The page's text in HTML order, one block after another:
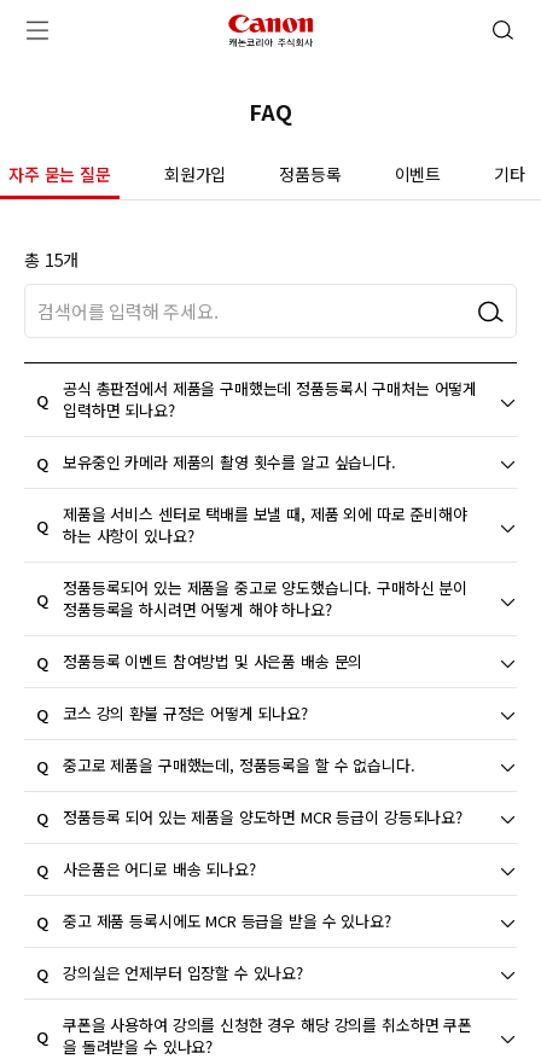
메뉴 열기 캐논코리아 주식회사 로고 검색 열기
FAQ
자주 묻는 질문 회원가입 정품등록 이벤트 기타
총 15개
검색
공식 총판점에서 제품을 구매했는데 정품등록시 구매처는 어떻게
입력하면 되나요?
[1차분류]에는 총판, [2차분류]에는 총판점 이름 또는 기타 선택
후 직접 입력하시면 됩니다.
보유중인 카메라 제품의 촬영 횟수를 알고 싶습니다.
서비스 센터에서 정확한 촬영 횟수 확인은 안내하고 있지 않습니
다. 다만 일부 DSLR 기종의 경우 셔터 부품의 내구성에서 사용된
비율을(%) 기준으로 안내해드리고 있습니다.
제품을 서비스 센터로 택배를 보낼 때, 제품 외에 따로 준비해야
하는 사항이 있나요?
[고객지원] - [택배 수리 접수]에서 접수 신청 후 신청 완료 화면에
서 수리신청내역서를 출력하여 포장 시 제품과 함께 동봉해 주시
기 바랍니다.
자세한 사항은 신청 시 안내되는 주의사항을 꼭 확인해 주시길 바
랍니다.
특히 운송 중 파손 발생 시, 각 택배사 별 배상 가능 금액이 상이하
므로 고가 제품을 보내시는 경우에는 이용하시려는 택배사에 먼저
문의해 주시기 바랍니다.
정품등록되어 있는 제품을 중고로 양도했습니다. 구매하신 분이
정품등록을 하시려면 어떻게 해야 하나요?
[마이캐논] - [마이정품등록]에서 기존 정품등록 내역을 해지하시
면 구매하신 분이 정품등록을 하실 수 있습니다. 단, 제공된 추가
무상 서비스 혜택은 정품 등록 해지 시 자동 소멸 됩니다.
정품등록 이벤트 참여방법 및 사은품 배송 문의
정품등록 이벤트의 경우 정품등록을 하더라도 자동으로 이벤트 참
여가 되지 않습니다.
따라서 [라운지] → [이벤트] 항목에 참여가능한 이벤트에 이벤트
응모하기를 추가로 진행하셔야 합니다. 이벤트 참여 확인은 [마이
캐논] → [마이 이벤트]를 통해 확인이 가능하며 응모 완료로 표시
되는 경우 이벤트 참여가 완료된 것입니다.
사은품은 이벤트에 따라 다르지만 이벤트 승인일로부터 최대 8주
이내에 발송되며, 개인 사정으로 인한 선 배송은 가능하지 않습니
다.
여 내역이 취소되니 유의하시기 바랍니다.
코스 강의 환불 규정은 어떻게 되나요?
- 코스 강의의 경우 1편 수강 후 취소 요청 시 100% 환불이 가능
하며, 2편 강의 시작일 이후에는 취소 및 환불 신청이 불가합니다.
- 개인 사유에 의한 결석 및 지각에 대한 보강, 이월은 제공되지 않
습니다.
- 부분 환불이 불가능하기 때문에 사전에 전체 일정을 확인 후 신
청해주시기 바랍니다.
중고로 제품을 구매했는데, 정품등록을 할 수 없습니다.
이전 사용자가 정품등록 한 제품의 경우, 해당 제품이 이전 사용자
의 아이디로 정품 등록되어 있다면 본인의 아이디로는 정품등록이
불가능합니다.
이전 사용자에게 정품등록 해지를 요청하시고 만약 연락이 닿지
않는 경우라면 고객센터로 문의하여 주시기 바랍니다.
단, 캐논 고객센터에서는 이전 등록자의 동의 하에 해지가 가능하
며 이전 등록자가 정품등록 해지에 동의하지 않는 경우, 강제 해지
는 불가능합니다. 이 점 양해 부탁 드립니다.
정품등록 되어 있는 제품을 양도하면 MCR 등급이 강등되나요?
양도(중고 판매)를 위해 정품등록 취소 시, 회원 레벨 산정을 위한
자격은 그대로 유지되며, 함께 양도되지 않습니다.
사은품은 어디로 배송 되나요?
사은품의 경우 이벤트 응모 당시 기존 고객님의 개인정보 상 등록
되어있는 주소를 변경할 수 있는 팝업창이 뜨며, 해당 주소로 발송
됩니다.
단, 모바일 상품권의 경우 휴대폰 문자(SMS/LMS/MMS)로만 발
송합니다. 따라서 문자 수신이 불가능한 단말기로는 발송이 불가
하며, 지류상품권으로 대체하여 우편발송 해 드리는 것 역시 역시
중고 제품 등록시에도 MCR 등급을 받을 수 있나요?
양도 제품을 정품 등록한 경우, 회원 레벨 산정 기준에 포함되지
않습니다. 단, 보유하신 제품의 등록자가 없을 경우 그 혜택은 최
초 등록자에게 부여됩니다.
강의실은 언제부터 입장할 수 있나요?
강의실은 해당 강의 시작 15분 전부터 입장하실 수 있습니다.
쿠폰을 사용하여 강의를 신청한 경우 해당 강의를 취소하면 쿠폰
을 돌려받을 수 있나요?